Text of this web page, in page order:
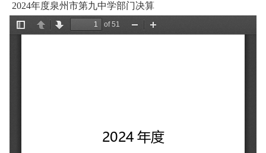
2024年度泉州市第九中学部门决算